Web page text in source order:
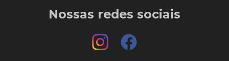
Nossas redes sociais